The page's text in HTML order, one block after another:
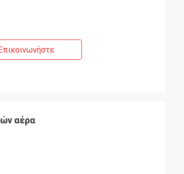
αέρα